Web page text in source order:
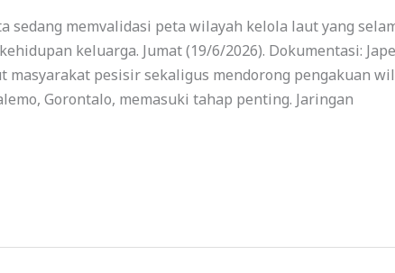
sedang memvalidasi peta wilayah kelola laut yang
keluarga. Jumat (19/6/2026). Dokumentasi:
pesisir sekaligus mendorong pengakuan
Gorontalo, memasuki tahap penting. Jaringan